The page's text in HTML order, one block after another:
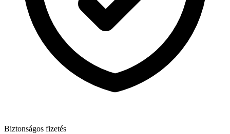
Biztonságos fizetés